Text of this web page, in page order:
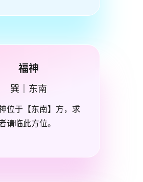
福神
巽｜东南
位于【东南】方，求
请临此方位。